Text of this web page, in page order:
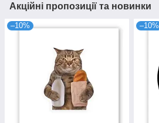
Акційні пропозиції та новинки
–10% –10%